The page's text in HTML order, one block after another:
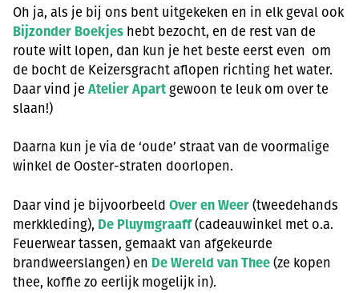
Oh ja, als je bij ons bent uitgekeken en in elk geval ook
Bijzonder Boekjes hebt bezocht, en de rest van de
route wilt lopen, dan kun je het beste eerst even om
de bocht de Keizersgracht aflopen richting het water.
Daar vind jeAtelier Apartgewoon te leuk om over te
slaan!)
Daarna kun je via de ‘oude’ straat van de voormalige
winkel de Ooster-straten doorlopen.
Daar vind je bijvoorbeeldOver en Weer(tweedehands
merkkleding), De Pluymgraaff(cadeauwinkel met o.a.
Feuerwear tassen, gemaakt van afgekeurde
brandweerslangen) en De Wereld van Thee(ze kopen
thee, koffie zo eerlijk mogelijk in).